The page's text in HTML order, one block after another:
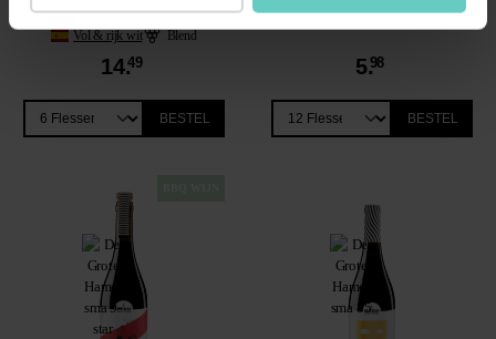
witte wijn
Vol & rijk wit Blend
14.49
BESTEL
Fruitig rood Blend
5.98
BESTEL